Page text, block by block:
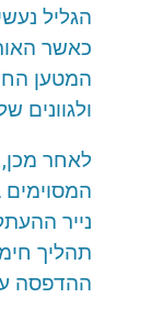
הגליל
כאשר
המטען
ולגוונים
לאחר מכן,
המסוימים
נייר
תהליך
ההדפסה